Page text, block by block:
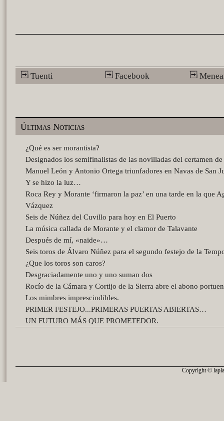
Tuenti Facebook
Últimas Noticias
¿Qué es ser morantista?
Designados los semifinalistas de las novilladas del certamen
Manuel León y Antonio Ortega triunfadores en Navas de San
Y se hizo la luz…
Roca Rey y Morante ‘firmaron la paz’ en una tarde en la que
Vázquez
Seis de Núñez del Cuvillo para hoy en El Puerto
La música callada de Morante y el clamor de Talavante
Después de mí, «naide»…
Seis toros de Álvaro Núñez para el segundo festejo de la
¿Que los toros son caros?
Desgraciadamente uno y uno suman dos
Rocío de la Cámara y Cortijo de la Sierra abre el abono
Los mimbres imprescindibles.
PRIMER FESTEJO...PRIMERAS PUERTAS ABIERTAS…
UN FUTURO MÁS QUE PROMETEDOR.
Copyright ©